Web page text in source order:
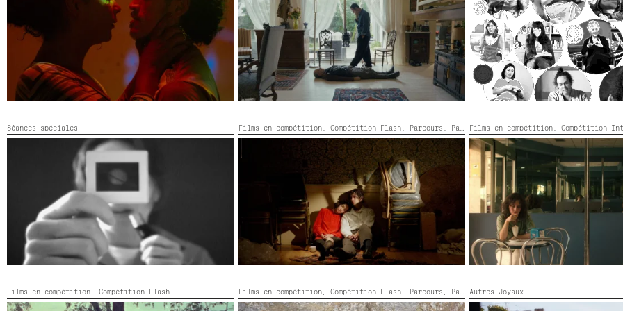
Couleur,96’
France,
2026, Couleur,76’
Séances spéciales
THE CASE AGAINST SPACE
Royaume-Uni, France,2026,Noir et blanc,
Films en compétition, Compétition Flash, Parcours, Parcours Jeune
TO BECOME GHOSTS
2025, Couleur,16’
Films en compétition, Compétition
TODO ES CÁRCEL
Espagne, 2026, Couleur,109’
Films en compétition, Compétition Flash Films en compétition, Compétition Flash, Parcours, Parcours Jeune Autres Joyaux